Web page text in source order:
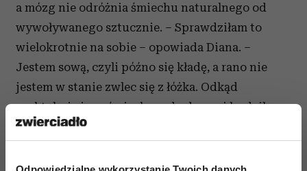
a mózg nie odróżnia śmiechu naturalnego od
wywoływanego sztucznie. – Sprawdziłam to
wielokrotnie na sobie – opowiada Diana. –
Jestem sową, czyli późno się kładę, a rano nie
jestem w stanie zwlec się z łóżka. Odkąd
praktykuję jogę śmiechu, gdy dzwoni budzik,
nastaje godzina śmiechu.